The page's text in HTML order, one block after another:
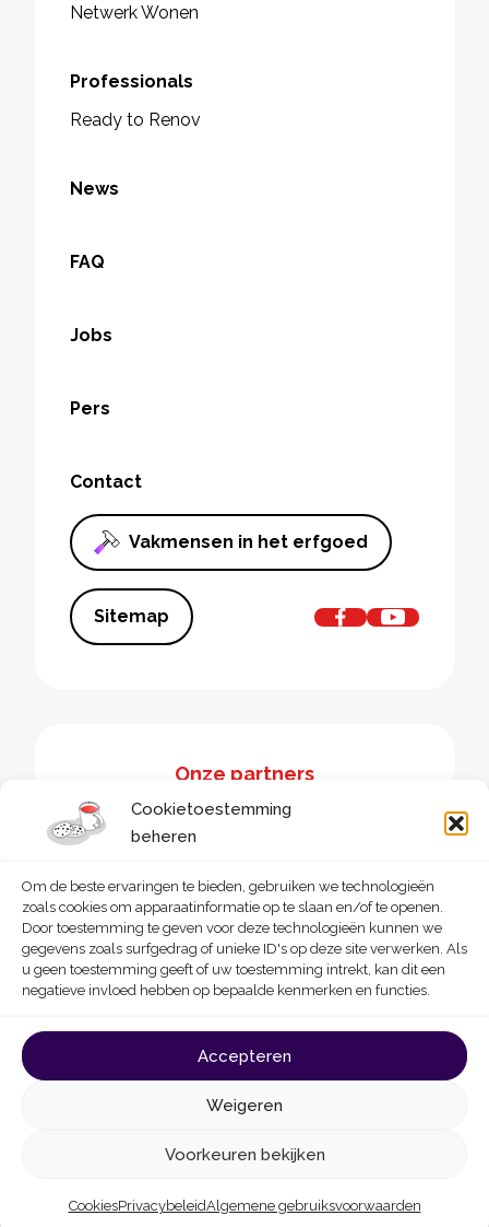
Cookietoestemming
beheren
Om de beste ervaringen te bieden, gebruiken we technologieën
zoals cookies om apparaatinformatie op te slaan en/of te openen.
Door toestemming te geven voor deze technologieën kunnen we
gegevens zoals surfgedrag of unieke ID's op deze site verwerken. Als
u geen toestemming geeft of uw toestemming intrekt, kan dit een
negatieve invloed hebben op bepaalde kenmerken en functies.
Accepteren
Weigeren
Voorkeuren bekijken
CookiesPrivacybeleidAlgemene gebruiksvoorwaarden
Netwerk Wonen
Professionals
Ready to Renov
News
FAQ
Jobs
Pers
Contact
Vakmensen in het erfgoed
Sitemap
Onze partners
love
Privacybeleid